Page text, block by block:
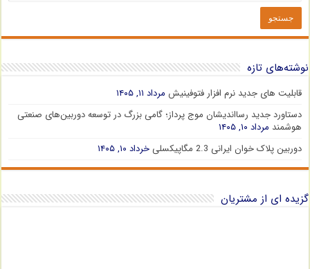
نوشته‌های تازه
قابلیت های جدید نرم افزار فتوفینیش مرداد ۱۱, ۱۴۰۵
دستاورد جدید رسااندیشان موج پرداز؛ گامی بزرگ در توسعه دوربین‌های صنعتی
هوشمند مرداد ۱۰, ۱۴۰۵
دوربین پلاک خوان ایرانی 2.3 مگاپیکسلی
خرداد ۱۰, ۱۴۰۵
گزیده ای از مشتریان